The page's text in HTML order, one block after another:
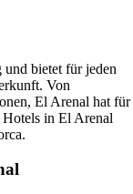
bietet für jeden
Von
El Arenal hat für
Hotels in El Arenal